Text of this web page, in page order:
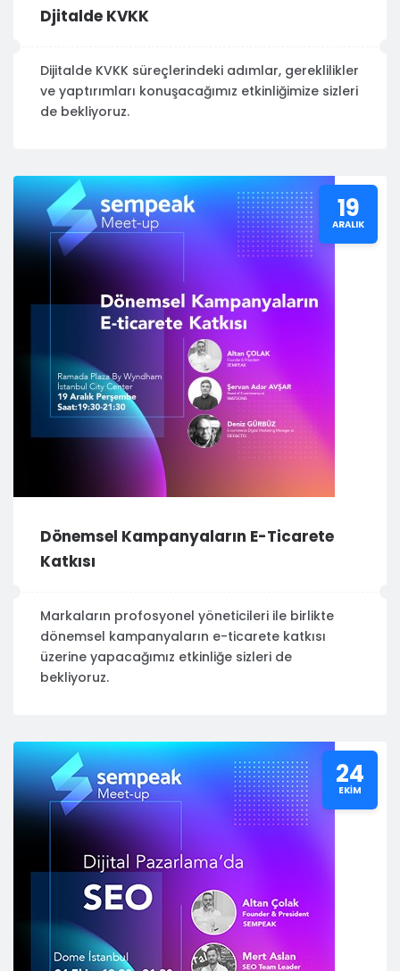
Djitalde KVKK
Dijitalde KVKK süreçlerindeki adımlar, gereklilikler
ve yaptırımları konuşacağımız etkinliğimize sizleri
de bekliyoruz.
19
ARALIK
Dönemsel Kampanyaların E-Ticarete
Katkısı
Markaların profosyonel yöneticileri ile birlikte
dönemsel kampanyaların e-ticarete katkısı
üzerine yapacağımız etkinliğe sizleri de
bekliyoruz.
24
EKIM